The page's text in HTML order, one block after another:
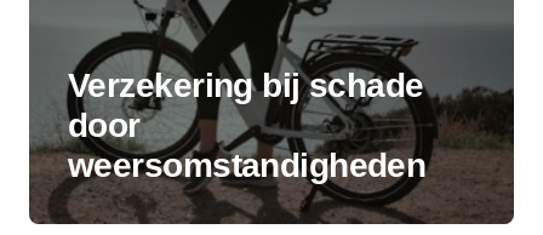
Verzekering bij schade
door
weersomstandigheden